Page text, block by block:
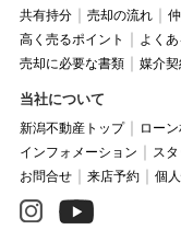
共有持分
売却の流れ
高く売るポイント
よく
売却に必要な書類
媒介
当社について
新潟不動産トップ ロー
インフォメーション
ス
お問合せ
来店予約 個